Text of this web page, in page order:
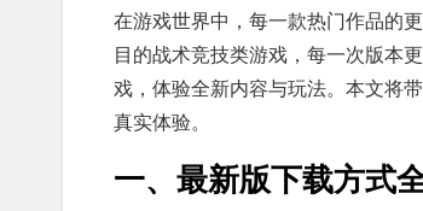
在游戏世界中，每一款热门作品的
目的战术竞技类游戏，每一次版本
戏，体验全新内容与玩法。本文将
真实体验。
一、最新版下载方式